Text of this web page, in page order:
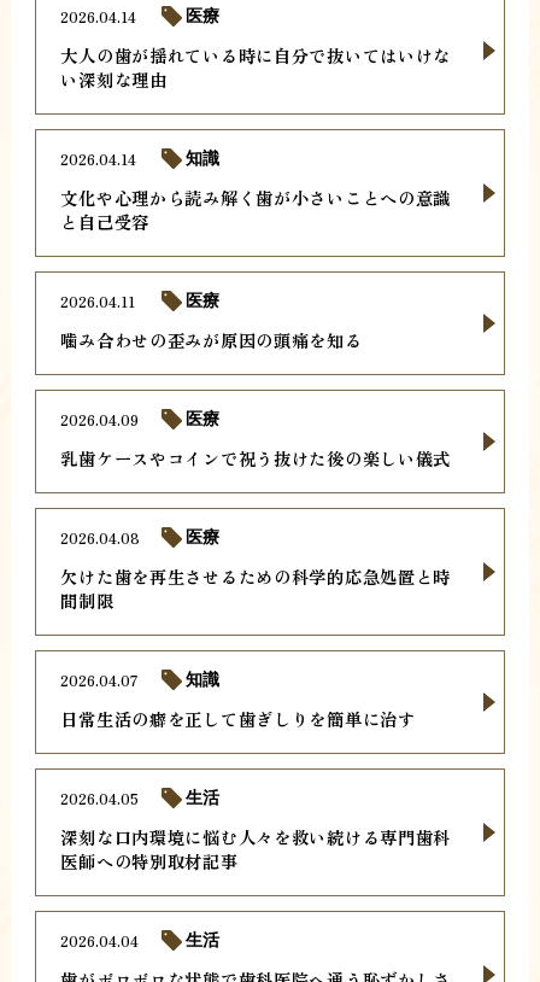
大人の歯が揺れている時に自分で抜いてはいけな
い深刻な理由
2026.04.14 医療
文化や心理から読み解く歯が小さいことへの意識
と自己受容
2026.04.14 知識
噛み合わせの歪みが原因の頭痛を知る
2026.04.11 医療
乳歯ケースやコインで祝う抜けた後の楽しい儀式
2026.04.09 医療
欠けた歯を再生させるための科学的応急処置と時
間制限
2026.04.08 医療
日常生活の癖を正して歯ぎしりを簡単に治す
2026.04.07 知識
深刻な口内環境に悩む人々を救い続ける専門歯科
医師への特別取材記事
2026.04.05 生活
2026.04.04 生活